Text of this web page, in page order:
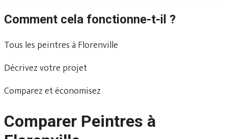
Comment cela fonctionne-t-il ?
Tous les peintres à Florenville
Décrivez votre projet
Comparez et économisez
Comparer Peintres à